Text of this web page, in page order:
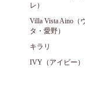
レ）
Villa Vista Aino（
タ・愛野）
キラリ
IVY（アイビー）